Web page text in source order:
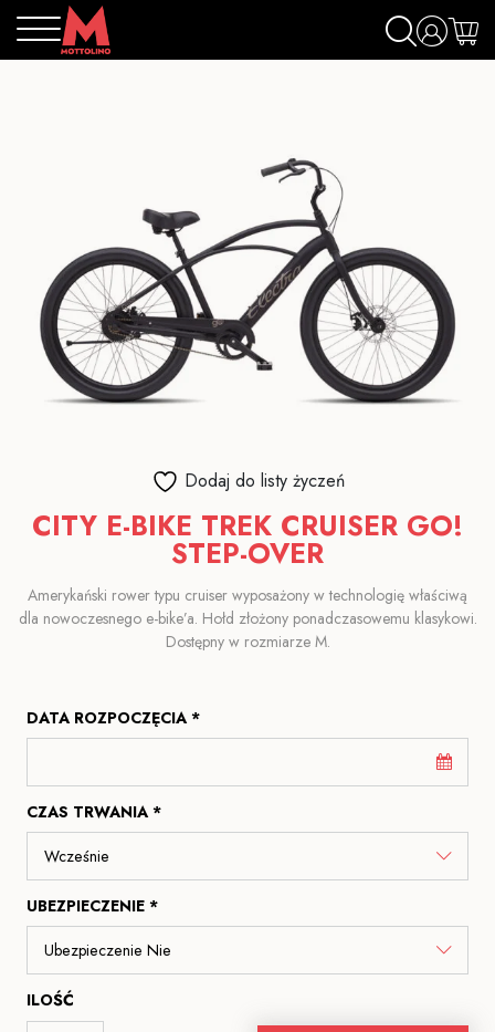
Dodaj do listy życzeń
CITY E-BIKE TREK CRUISER GO!
STEP-OVER
Amerykański rower typu cruiser wyposażony w technologię właściwą
dla nowoczesnego e-bike’a. Hołd złożony ponadczasowemu klasykowi.
Dostępny w rozmiarze M.
DATA ROZPOCZĘCIA *
CZAS TRWANIA *
UBEZPIECZENIE *
ILOŚĆ